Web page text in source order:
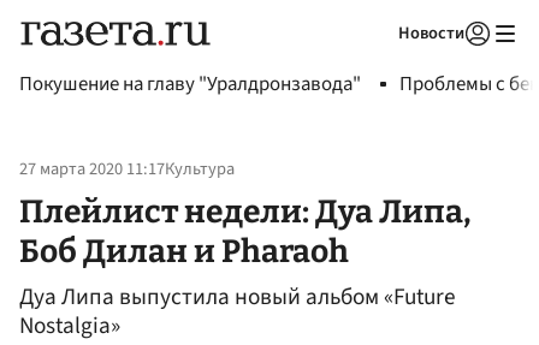
Новости
Покушение на главу "Уралдронзавода" Проблемы с
27 марта 2020 11:17Культура
Плейлист недели: Дуа Липа,
Боб Дилан и Pharaoh
Дуа Липа выпустила новый альбом «Future
Nostalgia»